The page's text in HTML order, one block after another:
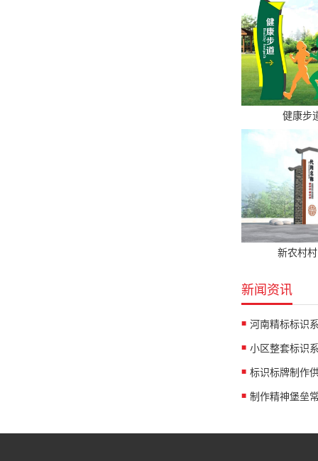
健康步
新农村
新闻资讯